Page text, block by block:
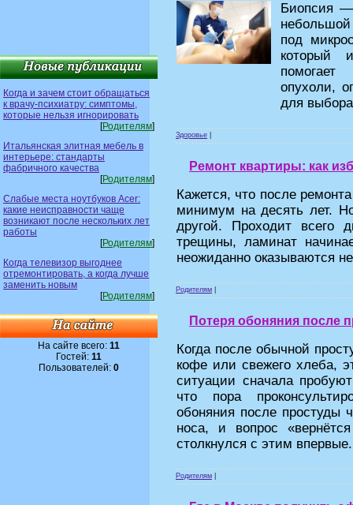
Когда и зачем стоит обращаться
к врачу-психиатру: симптомы,
которые нельзя игнорировать
[Родителям]
Итальянская элитная мебель в
интерьере: стандарты
фабричного качества
[Родителям]
Слабые места ноутбуков Acer:
какие неисправности чаще
возникают после нескольких лет
работы
[Родителям]
Когда телевизор выгоднее
отремонтировать, а когда лучше
заменить новым
[Родителям]
На сайте всего: 11
Гостей: 11
Пользователей: 0
Биопсия —
под
который
помогает
опухоли,
для
Здоровье
Ремонт квартиры: как
Кажется, что после
минимум на десять лет.
другой. Проходит всего
трещины, ламинат
неожиданно оказываются
Родителям
Потеря обоняния после
Когда после обычной
кофе или свежего хлеба,
ситуации сначала
что пора
обоняния после простуды
носа, и вопрос
столкнулся с этим впервые.
Родителям